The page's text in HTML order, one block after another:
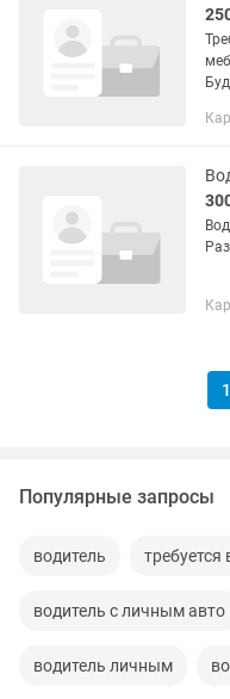
1
Популярные запросы
водитель требуется
водитель с личным авто
водитель личным